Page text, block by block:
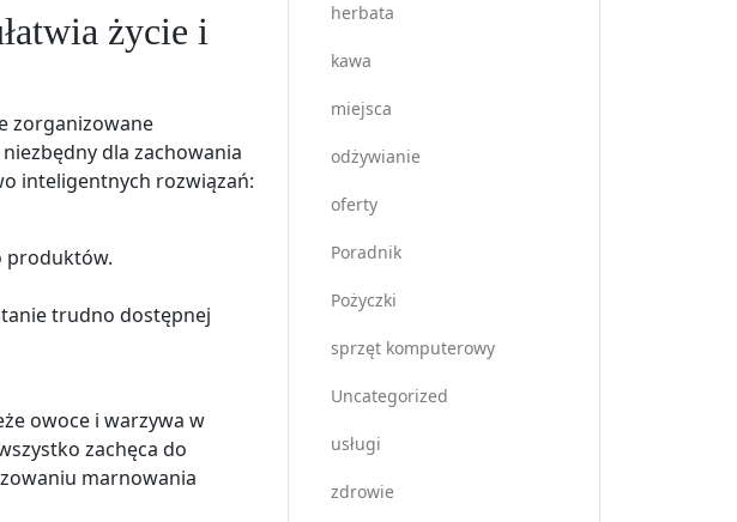
życie i
zorganizowane
dla zachowania
inteligentnych rozwiązań:
produktów.
trudno dostępnej
owoce i warzywa w
zachęca do
marnowania
herbata
kawa
miejsca
odżywianie
oferty
Poradnik
Pożyczki
sprzęt komputerowy
Uncategorized
usługi
zdrowie